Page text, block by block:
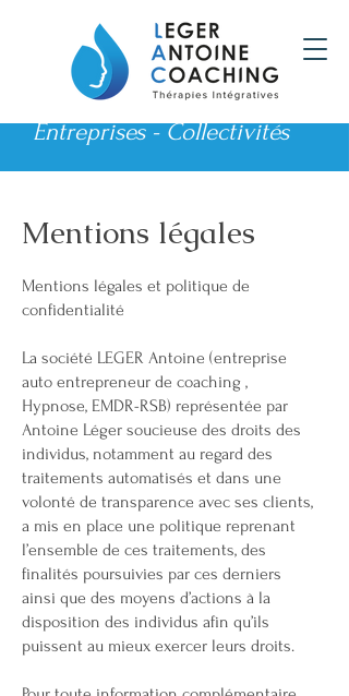
Entreprises - Collectivités
Mentions légales
Mentions légales et politique de
confidentialité
La société LEGER Antoine (entreprise
auto entrepreneur de coaching ,
Hypnose, EMDR-RSB) représentée par
Antoine Léger soucieuse des droits des
individus, notamment au regard des
traitements automatisés et dans une
volonté de transparence avec ses clients,
a mis en place une politique reprenant
l’ensemble de ces traitements, des
finalités poursuivies par ces derniers
ainsi que des moyens d’actions à la
disposition des individus afin qu’ils
puissent au mieux exercer leurs droits.